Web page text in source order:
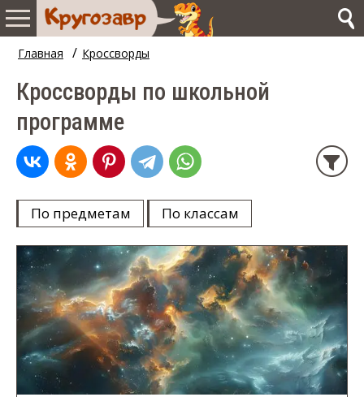
Главная / Кроссворды
Кроссворды по школьной
программе
По предметам По классам